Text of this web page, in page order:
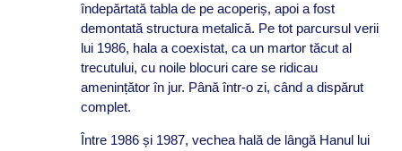
îndepărtată tabla de pe acoperiș, apoi a fost
demontată structura metalică. Pe tot parcursul verii
lui 1986, hala a coexistat, ca un martor tăcut al
trecutului, cu noile blocuri care se ridicau
amenințător în jur. Până într-o zi, când a dispărut
complet.
Între 1986 și 1987, vechea hală de lângă Hanul lui